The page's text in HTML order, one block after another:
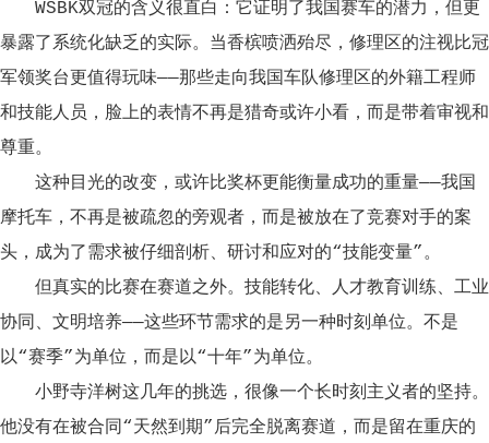
WSBK双冠的含义很直白：它证明了我国赛车的潜力，但更
暴露了系统化缺乏的实际。当香槟喷洒殆尽，修理区的注视比冠
军领奖台更值得玩味——那些走向我国车队修理区的外籍工程师
和技能人员，脸上的表情不再是猎奇或许小看，而是带着审视和
尊重。
这种目光的改变，或许比奖杯更能衡量成功的重量——我国
摩托车，不再是被疏忽的旁观者，而是被放在了竞赛对手的案
头，成为了需求被仔细剖析、研讨和应对的“技能变量”。
但真实的比赛在赛道之外。技能转化、人才教育训练、工业
协同、文明培养——这些环节需求的是另一种时刻单位。不是
以“赛季”为单位，而是以“十年”为单位。
小野寺洋树这几年的挑选，很像一个长时刻主义者的坚持。
他没有在被合同“天然到期”后完全脱离赛道，而是留在重庆的